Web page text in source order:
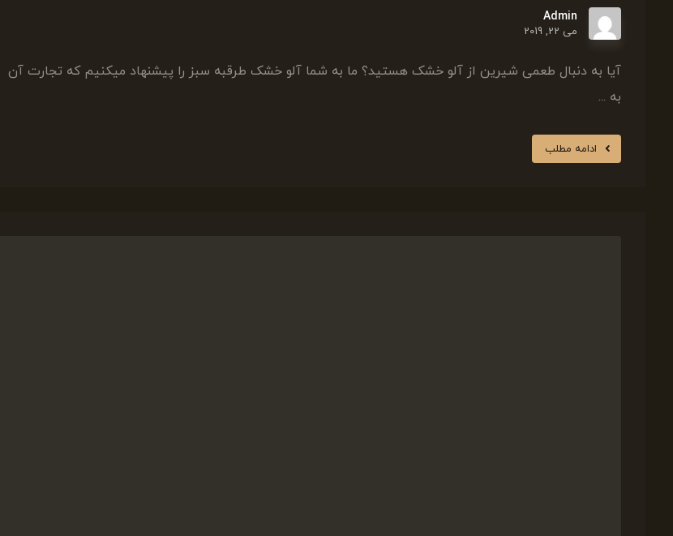
Admin
می 22, 2019
آیا به دنبال طعمی شیرین از آلو خشک هستید؟ ما به شما آلو خشک طرقبه سبز را پیشنهاد میکنیم که تجارت آن
به ...
ادامه مطلب